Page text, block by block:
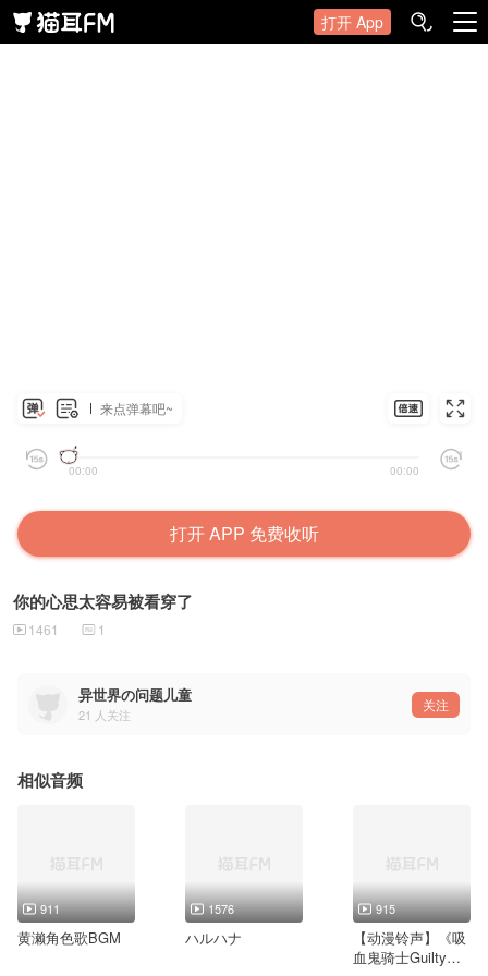
打开 App
来点弹幕吧~
00:00 00:00
打开 APP 免费收听
你的心思太容易被看穿了
1461 1
异世界の问题儿童
21 人关注
关注
相似音频
911
黄濑角色歌BGM
1576
ハルハナ
915
【动漫铃声】《吸
血鬼骑士Guilty》